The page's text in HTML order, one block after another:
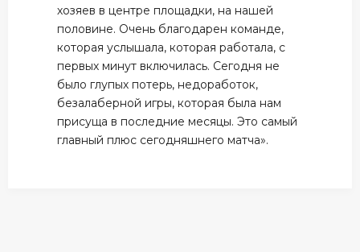
хозяев в центре площадки, на нашей
половине. Очень благодарен команде,
которая услышала, которая работала, с
первых минут включилась. Сегодня не
было глупых потерь, недоработок,
безалаберной игры, которая была нам
присуща в последние месяцы. Это самый
главный плюс сегодняшнего матча».